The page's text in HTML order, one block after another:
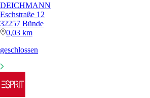
DEICHMANN
Eschstraße 12
32257 Bünde
0,03 km
geschlossen